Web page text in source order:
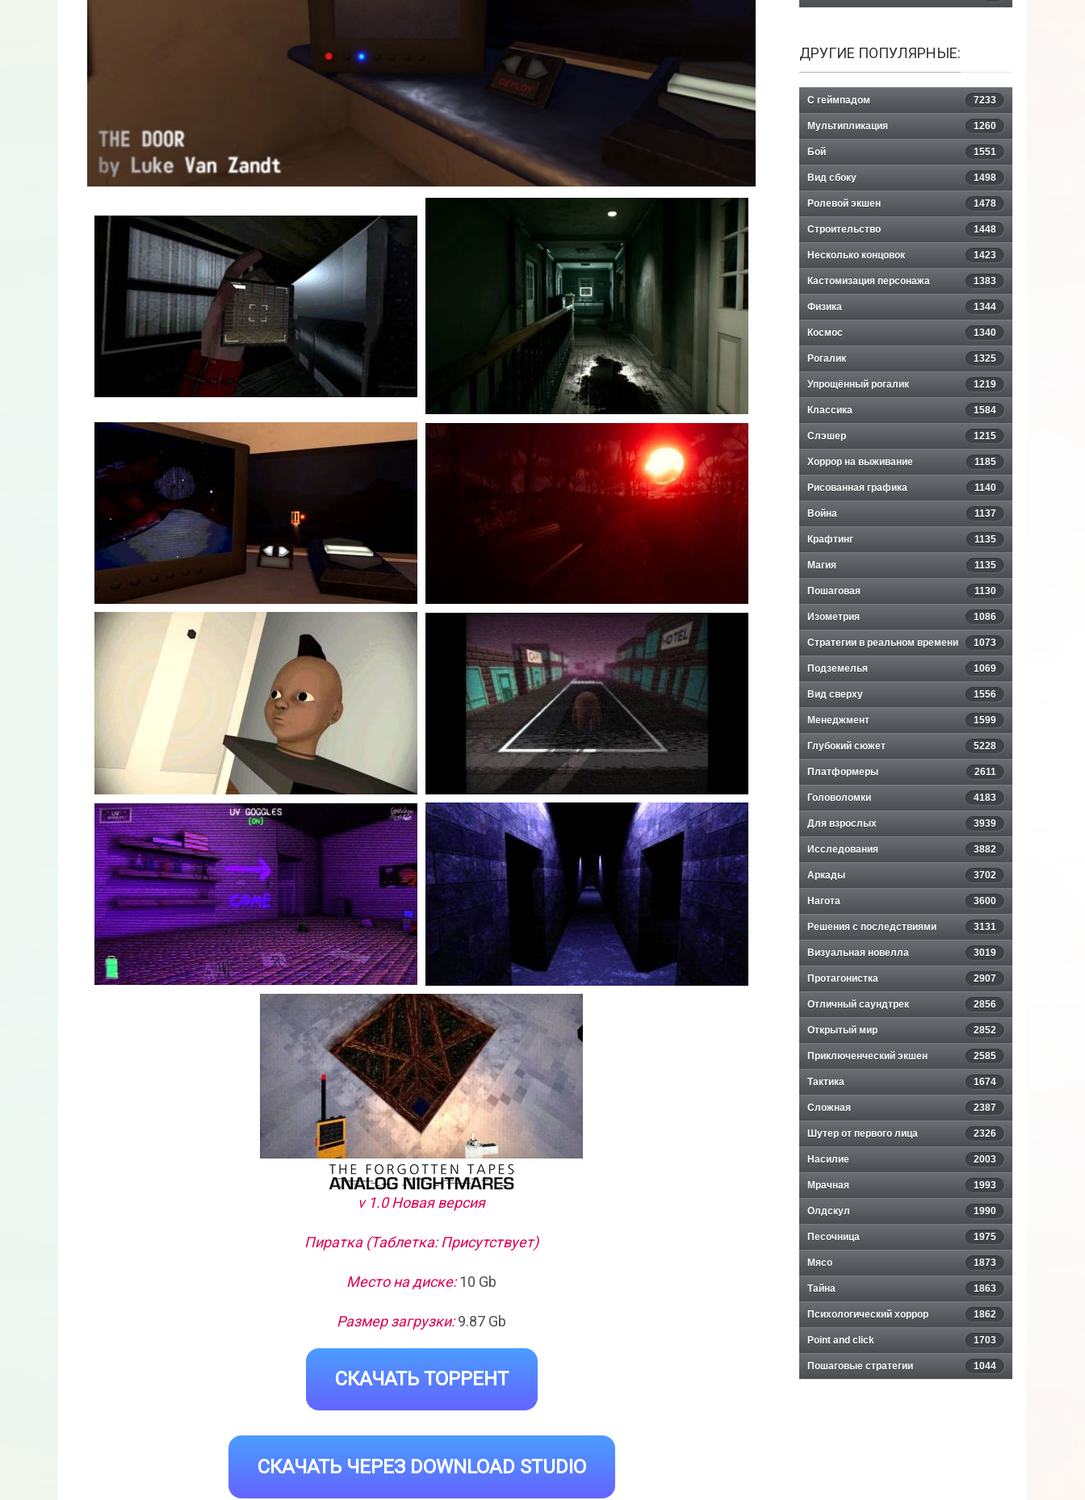
v 1.0 Новая версия
Пиратка (Таблетка: Присутствует)
Место на диске:10 Gb
Размер загрузки:9.87 Gb
СКАЧАТЬ ТОРРЕНТ
СКАЧАТЬ ЧЕРЕЗ DOWNLOAD STUDIO
ДРУГИЕ ПОПУЛЯРНЫЕ:
С геймпадом 7233
Мультипликация 1260
Бой 1551
Вид сбоку 1498
Ролевой экшен 1478
Строительство 1448
Несколько концовок 1423
Кастомизация персонажа 1383
Физика 1344
Космос 1340
Рогалик 1325
Упрощённый рогалик 1219
Классика 1584
Слэшер 1215
Хоррор на выживание 1185
Рисованная графика 1140
Война 1137
Крафтинг 1135
Магия 1135
Пошаговая 1130
Изометрия 1086
Стратегии в реальном времени 1073
Подземелья 1069
Вид сверху 1556
Менеджмент 1599
Глубокий сюжет 5228
Платформеры 2611
Головоломки 4183
Для взрослых 3939
Исследования 3882
Аркады 3702
Нагота 3600
Решения с последствиями 3131
Визуальная новелла 3019
Протагонистка 2907
Отличный саундтрек 2856
Открытый мир 2852
Приключенческий экшен 2585
Тактика 1674
Сложная 2387
Шутер от первого лица 2326
Насилие 2003
Мрачная 1993
Олдскул 1990
Песочница 1975
Мясо 1873
Тайна 1863
Психологический хоррор 1862
Point and click 1703
Пошаговые стратегии 1044